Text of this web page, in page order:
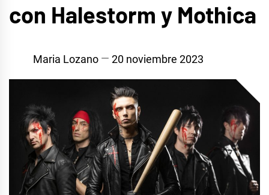
con Halestorm y Mothica
Maria Lozano 20 noviembre 2023